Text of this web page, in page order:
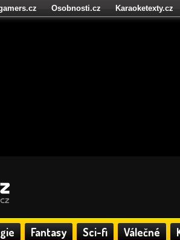
Fantasy Sci-fi Válečné
Osobnosti.cz Karaoketexty.cz